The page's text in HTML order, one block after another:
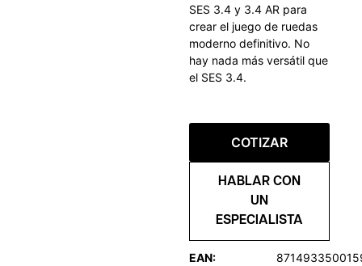
SES 3.4 y 3.4 AR para
crear el juego de ruedas
moderno definitivo. No
hay nada más versátil que
el SES 3.4.
COTIZAR
HABLAR CON
UN
ESPECIALISTA
EAN: